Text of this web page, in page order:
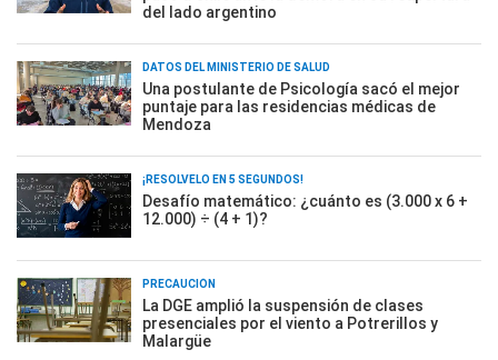
del lado argentino
DATOS DEL MINISTERIO DE SALUD
Una postulante de Psicología sacó el mejor
puntaje para las residencias médicas de
Mendoza
¡RESOLVELO EN 5 SEGUNDOS!
Desafío matemático: ¿cuánto es (3.000 x 6 +
12.000) ÷ (4 + 1)?
PRECAUCIÓN
La DGE amplió la suspensión de clases
presenciales por el viento a Potrerillos y
Malargüe